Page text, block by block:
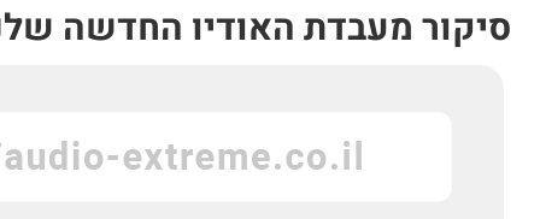
סיקור מעבדת האודיו החדשה